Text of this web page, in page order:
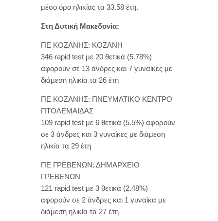
μέσο όρο ηλικίας τα 33.58 έτη.
Στη Δυτική Μακεδονία:
ΠΕ ΚΟΖΑΝΗΣ: ΚΟΖΑΝΗ
346 rapid test με 20 θετικά (5.78%)
αφορούν σε 13 άνδρες και 7 γυναίκες με
διάμεση ηλικία τα 26 έτη
ΠΕ ΚΟΖΑΝΗΣ: ΠΝΕΥΜΑΤΙΚΟ ΚΕΝΤΡΟ
ΠΤΟΛΕΜΑΙΔΑΣ
109 rapid test με 6 θετικά (5.5%) αφορούν
σε 3 άνδρες και 3 γυναίκες με διάμεση
ηλικία τα 29 έτη
ΠΕ ΓΡΕΒΕΝΩΝ: ΔΗΜΑΡΧΕΙΟ
ΓΡΕΒΕΝΩΝ
121 rapid test με 3 θετικά (2.48%)
αφορούν σε 2 άνδρες και 1 γυναίκα με
διάμεση ηλικία τα 27 έτη